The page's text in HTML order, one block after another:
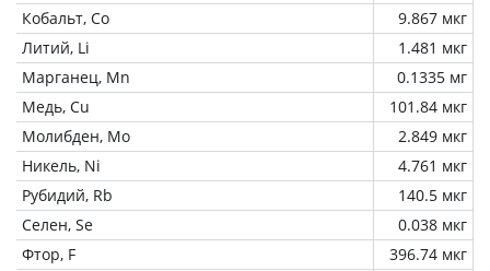
Кобальт, Co
9.867 мкг
Литий, Li
1.481 мкг
Марганец, Mn
0.1335 мг
Медь, Cu
101.84 мкг
Молибден, Mo
2.849 мкг
Никель, Ni
4.761 мкг
Рубидий, Rb
140.5 мкг
Селен, Se
0.038 мкг
Фтор, F
396.74 мкг